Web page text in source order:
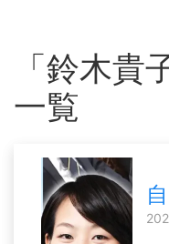
「鈴木貴
一覧